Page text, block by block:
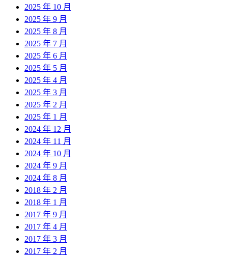
2025 年 10 月
2025 年 9 月
2025 年 8 月
2025 年 7 月
2025 年 6 月
2025 年 5 月
2025 年 4 月
2025 年 3 月
2025 年 2 月
2025 年 1 月
2024 年 12 月
2024 年 11 月
2024 年 10 月
2024 年 9 月
2024 年 8 月
2018 年 2 月
2018 年 1 月
2017 年 9 月
2017 年 4 月
2017 年 3 月
2017 年 2 月